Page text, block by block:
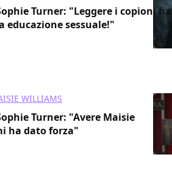
Turner: "Leggere i copioni ha
sessuale!"
WILLIAMS
Turner: "Avere Maisie
ha dato forza"